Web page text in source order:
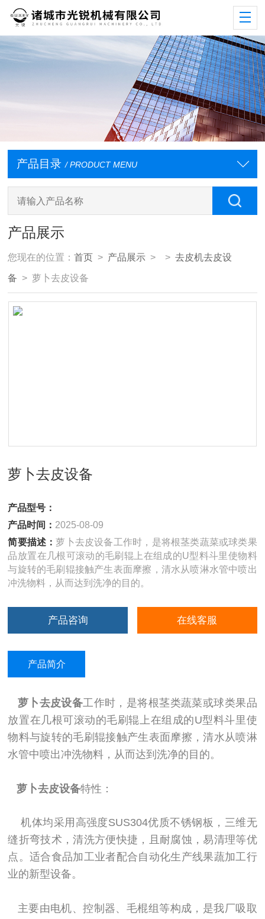
产品目录 / PRODUCT MENU
产品展示
您现在的位置：首页 > 产品展示 > >去皮机去皮设
备 > 萝卜去皮设备
萝卜去皮设备
产品型号：
产品时间： 2025-08-09
简要描述：萝卜去皮设备工作时，是将根茎类蔬菜或球类果
品放置在几根可滚动的毛刷辊上在组成的U型料斗里使物料
与旋转的毛刷辊接触产生表面摩擦，清水从喷淋水管中喷出
冲洗物料，从而达到洗净的目的。
产品咨询 在线客服
产品简介
萝卜去皮设备工作时，是将根茎类蔬菜或球类果品
放置在几根可滚动的毛刷辊上在组成的U型料斗里使
物料与旋转的毛刷辊接触产生表面摩擦，清水从喷淋
水管中喷出冲洗物料，从而达到洗净的目的。
萝卜去皮设备特性：
机体均采用高强度SUS304优质不锈钢板，三维无
缝折弯技术，清洗方便快捷，且耐腐蚀，易清理等优
点。适合食品加工业者配合自动化生产线果蔬加工行
业的新型设备。
主要由电机、控制器、毛棍组等构成，是我厂吸取